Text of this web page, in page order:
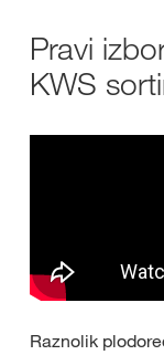
Pravi
KWS
Raznolik